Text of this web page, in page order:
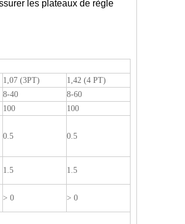
les plateaux de règle
1,07 (3PT) 1,42 (4 PT)
8-40 8-60
100 100
0.5 0.5
1.5 1.5
> 0 > 0